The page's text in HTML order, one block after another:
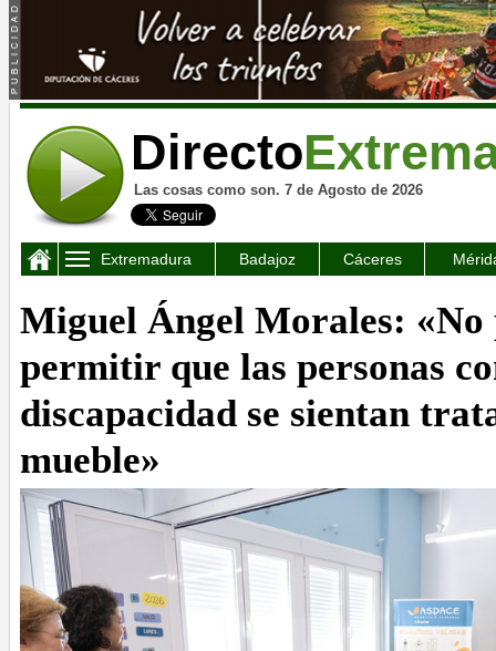
Directo
Las cosas como son. 7 de Agosto de 2026
Extremadura Badajoz Cáceres
Miguel Ángel Morales: «No
permitir que las personas
discapacidad se sientan
mueble»